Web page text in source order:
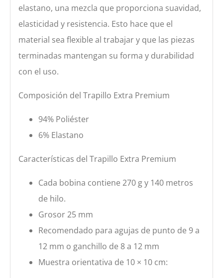
elastano, una mezcla que proporciona suavidad,
elasticidad y resistencia. Esto hace que el
material sea flexible al trabajar y que las piezas
terminadas mantengan su forma y durabilidad
con el uso.
Composición del Trapillo Extra Premium
94% Poliéster
6% Elastano
Características del Trapillo Extra Premium
Cada bobina contiene 270 g y 140 metros
de hilo.
Grosor 25 mm
Recomendado para agujas de punto de 9 a
12 mm o ganchillo de 8 a 12 mm
Muestra orientativa de 10 × 10 cm: